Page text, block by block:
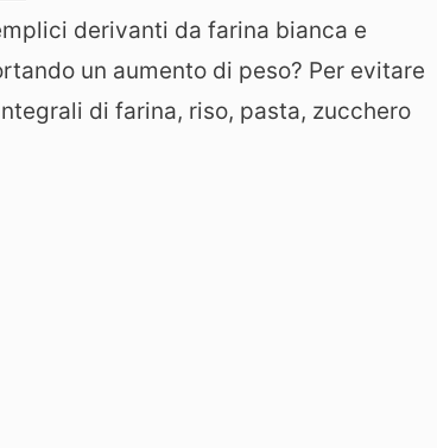
derivanti da farina bianca e
un aumento di peso? Per evitare
di farina, riso, pasta, zucchero